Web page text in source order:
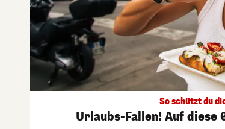
So schützt du
Urlaubs-Fallen! Auf diese